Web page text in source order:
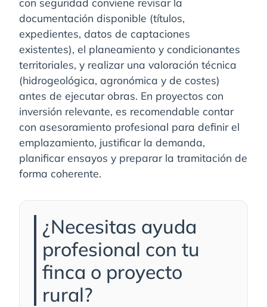
documentación disponible (títulos,
expedientes, datos de captaciones
existentes), el planeamiento y condicionantes
territoriales, y realizar una valoración técnica
(hidrogeológica, agronómica y de costes)
antes de ejecutar obras. En proyectos con
inversión relevante, es recomendable contar
con asesoramiento profesional para definir el
emplazamiento, justificar la demanda,
planificar ensayos y preparar la tramitación de
forma coherente.
¿Necesitas ayuda
profesional con tu
finca o proyecto
rural?